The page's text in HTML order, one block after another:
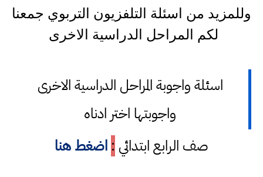
وللمزيد من اسئلة التلفزيون التربوي جمعنا
لكم المراحل الدراسية الاخرى
اسئلة واجوبة المراحل الدراسية الاخرى
واجوبتها اختر ادناه
صف الرابع ابتدائي : اضغط هنا